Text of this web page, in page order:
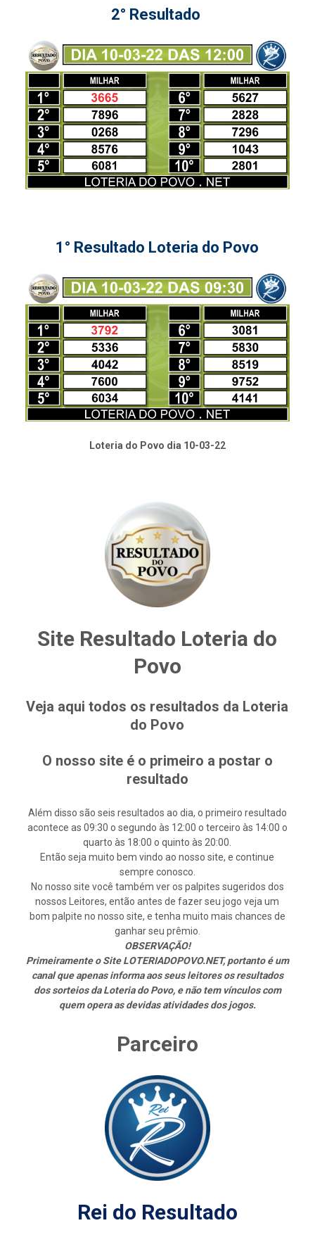
2° Resultado
1° Resultado Loteria do Povo
Loteria do Povo dia 10-03-22
Site Resultado Loteria do
Povo
Veja aqui todos os resultados da Loteria
do Povo
O nosso site é o primeiro a postar o
resultado
Além disso são seis resultados ao dia, o primeiro resultado
acontece as 09:30 o segundo às 12:00 o terceiro às 14:00 o
quarto às 18:00 o quinto às 20:00.
Então seja muito bem vindo ao nosso site, e continue
sempre conosco.
No nosso site você também ver os palpites sugeridos dos
nossos Leitores, então antes de fazer seu jogo veja um
bom palpite no nosso site, e tenha muito mais chances de
ganhar seu prêmio.
OBSERVAÇÃO!
Primeiramente o Site LOTERIADOPOVO.NET, portanto é um
canal que apenas informa aos seus leitores os resultados
dos sorteios da Loteria do Povo, e não tem vínculos com
quem opera as devidas atividades dos jogos.
Parceiro
Rei do Resultado